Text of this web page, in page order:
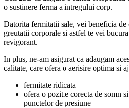
o sustinere ferma a intregului corp.
Datorita fermitatii sale, vei beneficia
greutatii corporale si astfel te vei
revigorant.
In plus, ne-am asigurat ca adaugam
calitate, care ofera o aerisire optima si
fermitate ridicata
ofera o pozitie corecta de somn
punctelor de presiune